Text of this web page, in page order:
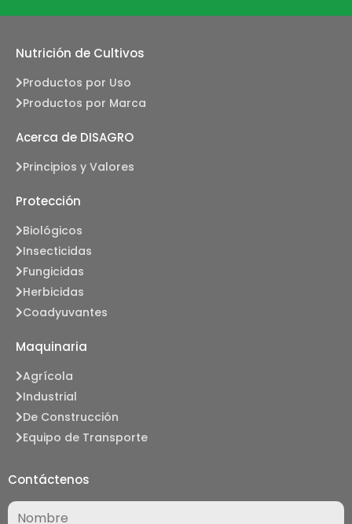
Nutrición de Cultivos
Productos por Uso
Productos por Marca
Acerca de DISAGRO
Principios y Valores
Protección
Biológicos
Insecticidas
Fungicidas
Herbicidas
Coadyuvantes
Maquinaria
Agrícola
Industrial
De Construcción
Equipo de Transporte
Contáctenos
Nombre